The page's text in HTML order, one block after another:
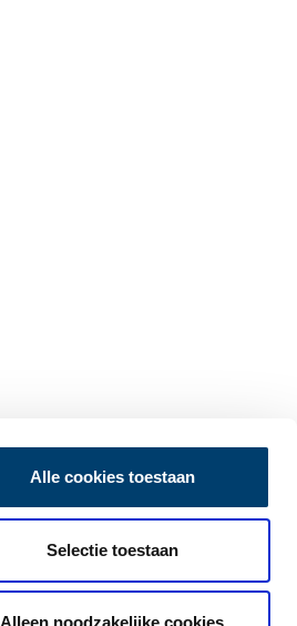
Alle cookies toestaan
Selectie toestaan
Alleen noodzakelijke cookies